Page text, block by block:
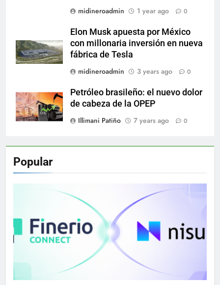
midineroadmin
1 year ago 0
Elon Musk apuesta por México
con millonaria inversión en nueva
fábrica de Tesla
midineroadmin
3 years ago 0
Petróleo brasileño: el nuevo dolor
de cabeza de la OPEP
Illimani Patiño
7 years ago 0
Popular